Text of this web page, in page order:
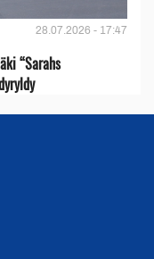
28.07.2026 - 17:47
“Sarahs